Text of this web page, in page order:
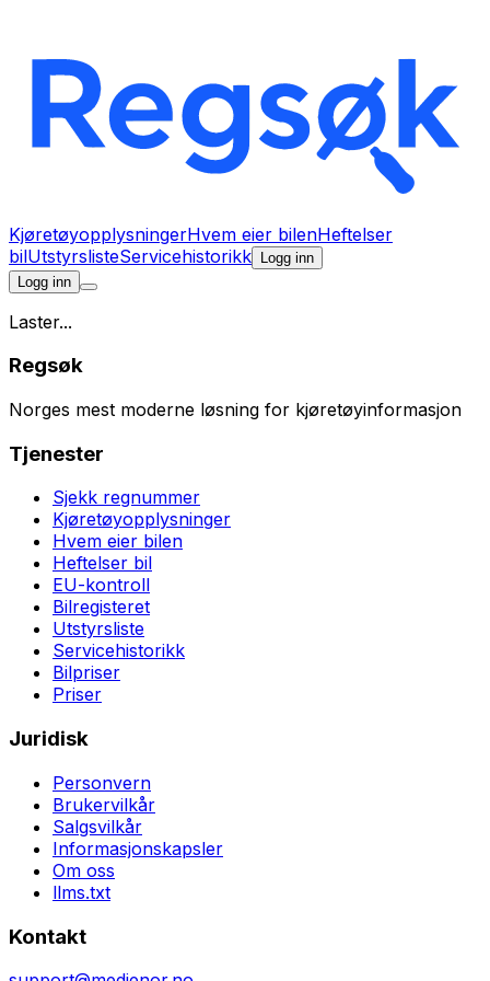
KjøretøyopplysningerHvem eier bilenHeftelser
bilUtstyrslisteServicehistorikk Logg inn
Logg inn
Laster...
Regsøk
Norges mest moderne løsning for kjøretøyinformasjon
Tjenester
Sjekk regnummer
Kjøretøyopplysninger
Hvem eier bilen
Heftelser bil
EU-kontroll
Bilregisteret
Utstyrsliste
Servicehistorikk
Bilpriser
Priser
Juridisk
Personvern
Brukervilkår
Salgsvilkår
Informasjonskapsler
Om oss
llms.txt
Kontakt